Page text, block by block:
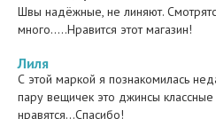
Швы надёжные, не линяют.
много.....Нравится этот магазин!
Лиля
С этой маркой я познакомилась
пару вещичек это джинсы
нравятся...Спасибо!